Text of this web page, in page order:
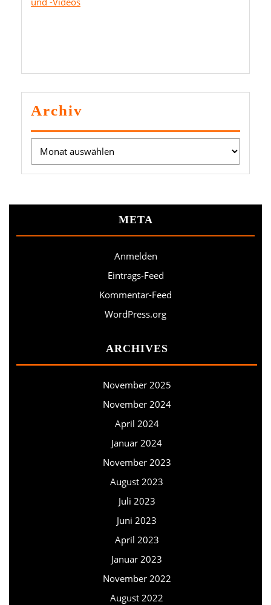
Archiv
META
Anmelden
Eintrags-Feed
Kommentar-Feed
WordPress.org
ARCHIVES
November 2025
November 2024
April 2024
Januar 2024
November 2023
August 2023
Juli 2023
Juni 2023
April 2023
Januar 2023
November 2022
August 2022